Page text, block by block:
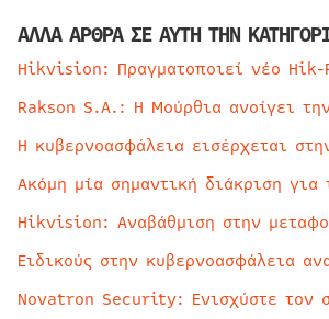
ΑΛΛΑ ΑΡΘΡΑ ΣΕ ΑΥΤΗ ΤΗΝ
Hikvision: Πραγματοποιεί νέο
Rakson S.A.: Η Μούρθια ανοίγει
Η κυβερνοασφάλεια εισέρχεται
Ακόμη μία σημαντική διάκριση
Hikvision: Αναβάθμιση στην
Ειδικούς στην κυβερνοασφάλεια
Novatron Security: Ενισχύστε τον